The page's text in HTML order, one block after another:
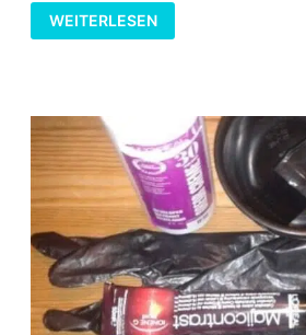
SMOOVALL:
SPRAY
GEGEN
WEITERLESEN